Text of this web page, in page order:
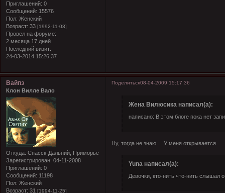
Приглашений: 0
Сообщений: 15576
Пол: Женский
Возраст: 33 [1992-11-03]
Провел на форуме:
2 месяца 17 дней
Последний визит:
24-03-2014 15:26:37
Поделиться08-04-2009 15:17:36
Вайпэ
Клон Вилле Вало
Откуда: Спасск-Дальний, Приморье
Зарегистрирован: 04-11-2008
Приглашений: 0
Сообщений: 11198
Пол: Женский
Возраст: 31 [1994-11-25]
Жена Вилюсика написал(а):
написано: В этом блоге пока нет
Ну, тогда не знаю.... У меня открывается....
Yuna написал(а):
Девочки, кто-нить что-нить слышал